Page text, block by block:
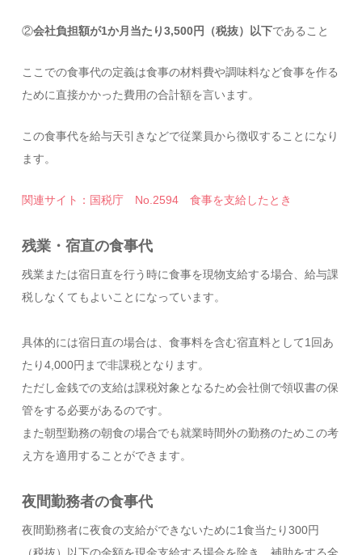
②会社負担額が1か月当たり3,500円（税抜）以下であること
ここでの食事代の定義は食事の材料費や調味料など食事を作る
ために直接かかった費用の合計額を言います。
この食事代を給与天引きなどで従業員から徴収することになり
ます。
関連サイト：国税庁 No.2594 食事を支給したとき
残業・宿直の食事代
残業または宿日直を行う時に食事を現物支給する場合、給与課
税しなくてもよいことになっています。
具体的には宿日直の場合は、食事料を含む宿直料として1回あ
たり4,000円まで非課税となります。
ただし金銭での支給は課税対象となるため会社側で領収書の保
管をする必要があるのです。
また朝型勤務の朝食の場合でも就業時間外の勤務のためこの考
え方を適用することができます。
夜間勤務者の食事代
夜間勤務者に夜食の支給ができないために1食当たり300円